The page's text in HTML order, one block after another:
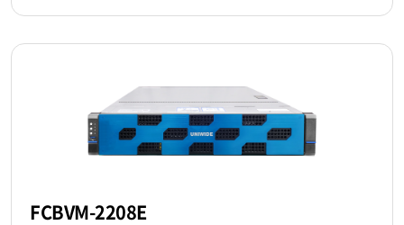
FCBVM-2208E